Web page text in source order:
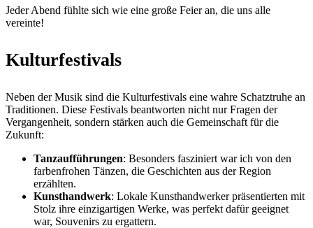
Jeder Abend fühlte sich wie eine große Feier an, die uns alle
vereinte!
Kulturfestivals
Neben der Musik sind die Kulturfestivals eine wahre Schatztruhe an
Traditionen. Diese Festivals beantworten nicht nur Fragen der
Vergangenheit, sondern stärken auch die Gemeinschaft für die
Zukunft:
Tanzaufführungen: Besonders fasziniert war ich von den
farbenfrohen Tänzen, die Geschichten aus der Region
erzählten.
Kunsthandwerk: Lokale Kunsthandwerker präsentierten mit
Stolz ihre einzigartigen Werke, was perfekt dafür geeignet
war, Souvenirs zu ergattern.